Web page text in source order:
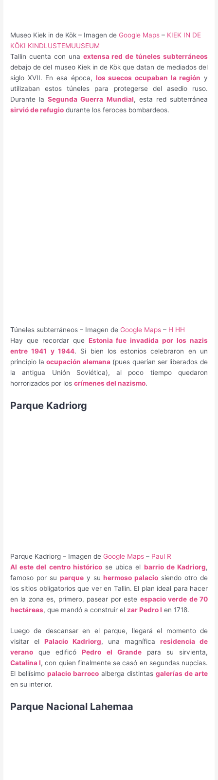
Museo Kiek in de Kök – Imagen de Google Maps – KIEK IN DE
KÖKI KINDLUSTEMUUSEUM
Tallin cuenta con una extensa red de túneles subterráneos
debajo de del museo Kiek in de Kök que datan de mediados del
siglo XVII. En esa época, los suecos ocupaban la región y
utilizaban estos túneles para protegerse del asedio ruso.
Durante laSegunda Guerra Mundial, esta red subterránea
sirvió de refugio durante los feroces bombardeos.
Túneles subterráneos – Imagen de Google Maps – H HH
Hay que recordar que Estonia fue invadida por los nazis
entre 1941 y 1944. Si bien los estonios celebraron en un
principio laocupación alemana(pues querían ser liberados de
la antigua Unión Soviética), al poco tiempo quedaron
horrorizados por loscrímenes del nazismo.
Parque Kadriorg
Parque Kadriorg – Imagen de Google Maps – Paul R
Al este del centro históricose ubica el barrio de Kadriorg,
famoso por su parquey suhermoso palacio siendo otro de
los sitios obligatorios que ver en Tallin. El plan ideal para hacer
en la zona es, primero, pasear por este espacio verde de 70
hectáreas, que mandó a construir el zar Pedro I en 1718.
Luego de descansar en el parque, llegará el momento de
visitar elPalacio Kadriorg, una magnífica residencia de
verano que edificóPedro el Grandepara su sirvienta,
Catalina I, con quien finalmente se casó en segundas nupcias.
El bellísimopalacio barroco alberga distintas galerías de arte
en su interior.
Parque Nacional Lahemaa